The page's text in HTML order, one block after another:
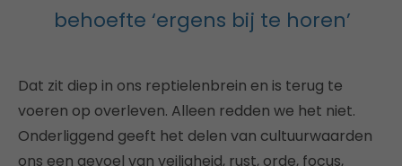
behoefte ‘ergens bij te horen’
Dat zit diep in ons reptielenbrein en is terug te
voeren op overleven. Alleen redden we het niet.
Onderliggend geeft het delen van cultuurwaarden
ons een gevoel van veiligheid, rust, orde, focus,